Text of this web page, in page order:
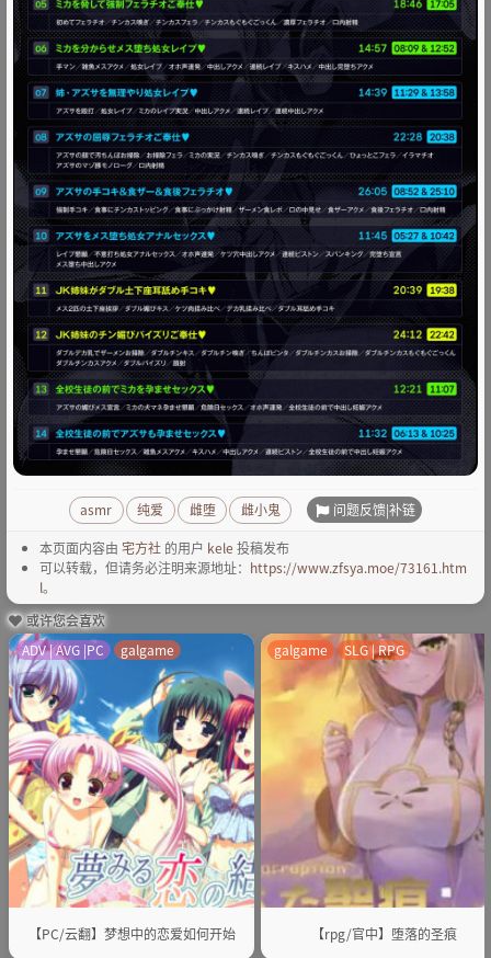
asmr 纯爱 雌堕 雌小鬼 问题反馈|补链
本页面内容由 宅方社 的用户 kele 投稿发布
可以转载，但请务必注明来源地址： https://www.zfsya.moe/73161.htm
l。
或许您会喜欢
【PC/云翻】梦想中的恋爱如何开始
ADV | AVG |PC galgame
【rpg/官中】堕落的圣痕
galgame SLG | RPG